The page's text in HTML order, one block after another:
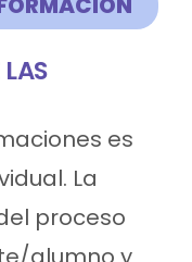
es
La
proceso